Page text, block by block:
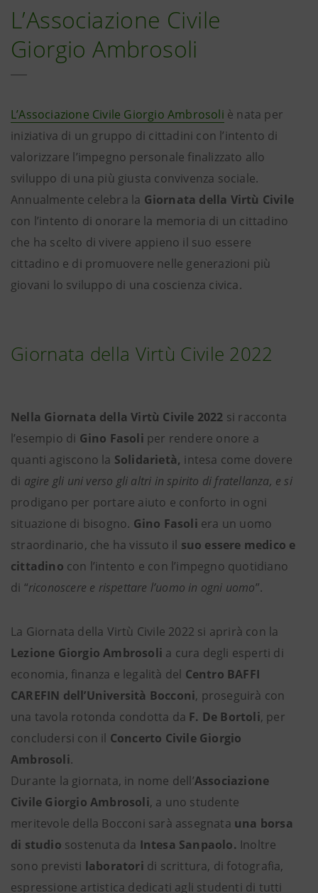
L’Associazione Civile
Giorgio Ambrosoli
L’Associazione Civile Giorgio Ambrosoli è nata per
iniziativa di un gruppo di cittadini con l’intento di
valorizzare l’impegno personale finalizzato allo
sviluppo di una più giusta convivenza sociale.
Annualmente celebra la Giornata della Virtù Civile
con l’intento di onorare la memoria di un cittadino
che ha scelto di vivere appieno il suo essere
cittadino e di promuovere nelle generazioni più
giovani lo sviluppo di una coscienza civica.
Giornata della Virtù Civile 2022
Nella Giornata della Virtù Civile 2022 si racconta
l’esempio di Gino Fasoli per rendere onore a
quanti agiscono la Solidarietà, intesa come dovere
di agire gli uni verso gli altri in spirito di fratellanza, e si
prodigano per portare aiuto e conforto in ogni
situazione di bisogno. Gino Fasoli era un uomo
straordinario, che ha vissuto il suo essere medico e
cittadino con l’intento e con l’impegno quotidiano
di “riconoscere e rispettare l’uomo in ogni uomo”.
La Giornata della Virtù Civile 2022 si aprirà con la
Lezione Giorgio Ambrosoli a cura degli esperti di
economia, finanza e legalità del Centro BAFFI
CAREFIN dell’Università Bocconi, proseguirà con
una tavola rotonda condotta da F. De Bortoli, per
concludersi con il Concerto Civile Giorgio
Ambrosoli.
Durante la giornata, in nome dell’Associazione
Civile Giorgio Ambrosoli, a uno studente
meritevole della Bocconi sarà assegnata una borsa
di studio sostenuta da Intesa Sanpaolo. Inoltre
sono previsti laboratori di scrittura, di fotografia,
espressione artistica dedicati agli studenti di tutti